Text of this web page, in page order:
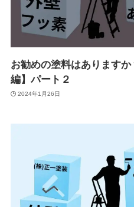
お勧めの塗料はあります
編】パート２
2024年1月26日